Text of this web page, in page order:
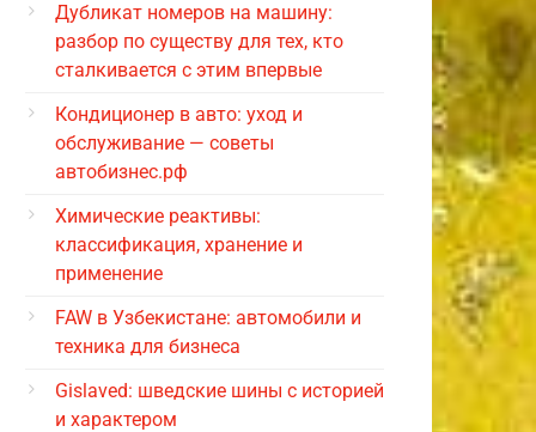
Дубликат номеров на машину:
разбор по существу для тех, кто
сталкивается с этим впервые
Кондиционер в авто: уход и
обслуживание — советы
автобизнес.рф
Химические реактивы:
классификация, хранение и
применение
FAW в Узбекистане: автомобили и
техника для бизнеса
Gislaved: шведские шины с историей
и характером